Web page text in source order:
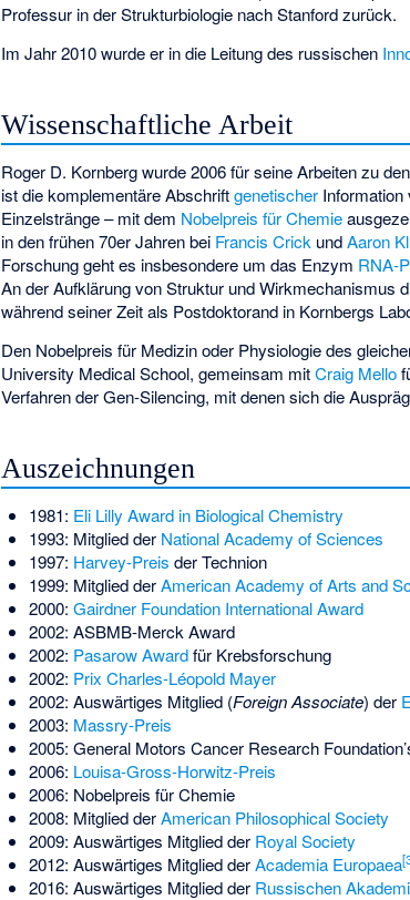
Professur in der Strukturbiologie nach Stanford zurück.
Im Jahr 2010 wurde er in die Leitung des russischen
Wissenschaftliche Arbeit
Roger D. Kornberg wurde 2006 für seine Arbeiten zu
ist die komplementäre Abschriftgenetischer Information
Einzelstränge – mit dem Nobelpreis für Chemie
in den frühen 70er Jahren bei Francis Crick undAaron
Forschung geht es insbesondere um das Enzym RNA-
An der Aufklärung von Struktur und Wirkmechanismus
während seiner Zeit als Postdoktorand in Kornbergs
Den Nobelpreis für Medizin oder Physiologie des
University Medical School, gemeinsam mitCraig Mello
Verfahren derGen-Silencing, mit denen sich die
Auszeichnungen
1981: Eli Lilly Award in Biological Chemistry
1993: Mitglied der National Academy of Sciences
1997: Harvey-Preis der Technion
1999: Mitglied derAmerican Academy of Arts and
2000: Gairdner Foundation International Award
2002: ASBMB-Merck Award
2002: Pasarow Awardfür Krebsforschung
2002: Prix Charles-Léopold Mayer
2002: Auswärtiges Mitglied (Foreign Associate) der
2003: Massry-Preis
2005: General Motors Cancer Research
2006: Louisa-Gross-Horwitz-Preis
2006: Nobelpreis für Chemie
2008: Mitglied derAmerican Philosophical Society
2009: Auswärtiges Mitglied der Royal Society
2012: Auswärtiges Mitglied derAcademia Europaea[
2016: Auswärtiges Mitglied der Russischen